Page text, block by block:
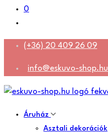
0
(+36) 20 409 26 09
info@eskuvo-shop.hu
Áruház
Asztali dekorációk